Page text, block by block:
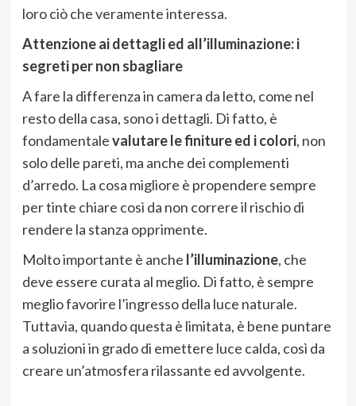
loro ciò che veramente interessa.
Attenzione ai dettagli ed all’illuminazione: i
segreti per non sbagliare
A fare la differenza in camera da letto, come nel
resto della casa, sono i dettagli. Di fatto, è
fondamentalevalutare le finiture ed i colori, non
solo delle pareti, ma anche dei complementi
d’arredo. La cosa migliore è propendere sempre
per tinte chiare così da non correre il rischio di
rendere la stanza opprimente.
Molto importante è anche l’illuminazione, che
deve essere curata al meglio. Di fatto, è sempre
meglio favorire l’ingresso della luce naturale.
Tuttavia, quando questa è limitata, è bene puntare
a soluzioni in grado di emettere luce calda, così da
creare un’atmosfera rilassante ed avvolgente.